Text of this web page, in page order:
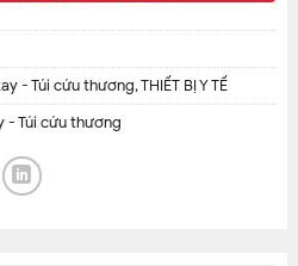
- Túi cứu thương,THIẾT BỊ Y TẾ
- Túi cứu thương